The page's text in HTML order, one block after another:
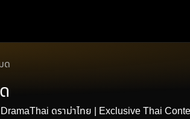
ด
ดราม่าไทย | Exclusive Thai